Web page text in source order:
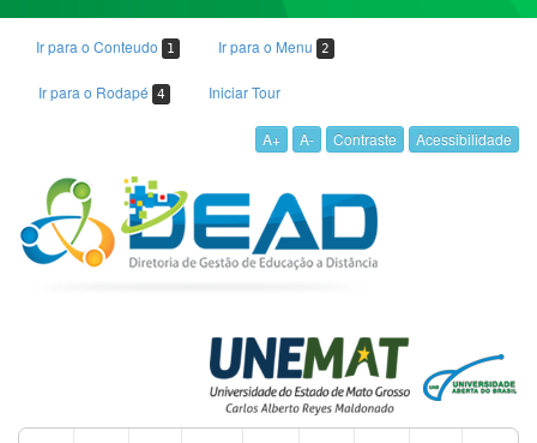
Ir para o Conteudo 1 Ir para o Menu 2
Ir para o Rodapé 4 Iniciar Tour
A+ A- Contraste Acessibilidade